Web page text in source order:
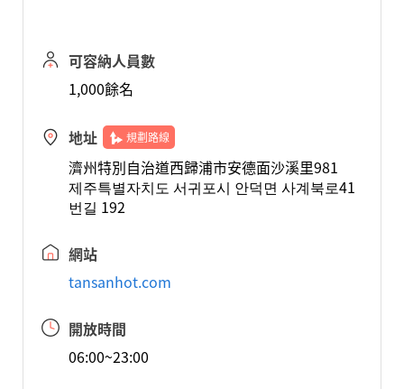
可容納人員數
1,000餘名
地址 規劃路線
濟州特別自治道西歸浦市安德面沙溪里981
제주특별자치도 서귀포시 안덕면 사계북로41
번길 192
網站
tansanhot.com
開放時間
06:00~23:00